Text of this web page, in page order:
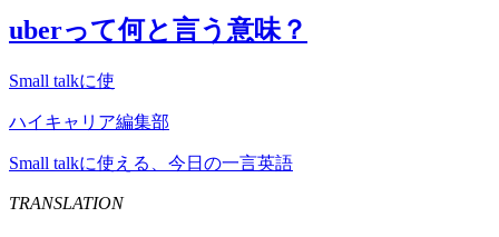
uberって何と言う意味？
Small talkに使
ハイキャリア編集部
Small talkに使える、今日の一言英語
TRANSLATION